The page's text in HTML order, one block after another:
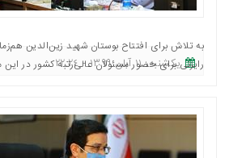
به تلاش برای افتتاح بوستان شهید زین‌الدین
رایزنی برای حضور مسئولان عالی‌رتبه کشور در این
یکشنبه، ١١ آبان ١٣٩٩ - ٢٢:٢٤